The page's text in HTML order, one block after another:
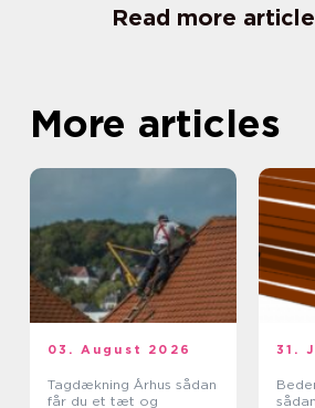
Read more
More articles
03. August 2026
Tagdækning Århus sådan
får du et tæt og
31.